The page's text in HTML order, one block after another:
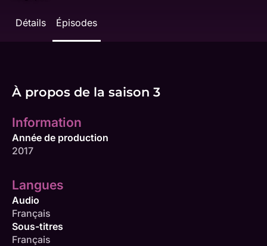
Détails Épisodes
À propos de la saison 3
Information
Année de production
2017
Langues
Audio
Français
Sous-titres
Français